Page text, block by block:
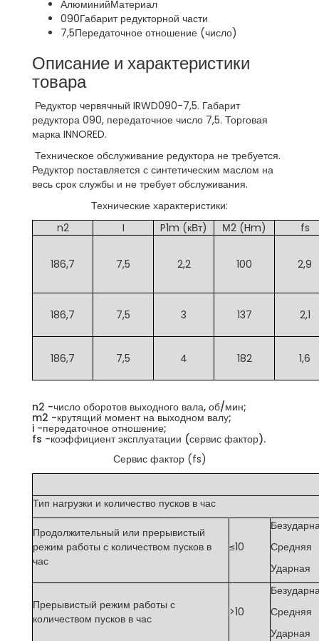
АлюминийМатериал
090Габарит редукторной части
7,5Передаточное отношение (число)
Описание и характеристики
товара
Редуктор червячный IRWD090-7,5. Габарит
редуктора 090, передаточное число 7,5. Торговая
марка INNORED.
Техническое обслуживание редуктора не требуется.
Редуктор поставляется с синтетическим маслом на
весь срок службы и не требует обслуживания.
Технические характеристики:
n2
I P1m (кВт) М2 (Hm) fs
186,7 7,5 2,2 100 2,9
186,7 7,5 3 137 2,1
186,7 7,5 4 182 1,6
n2 -число оборотов выходного вала, об/мин;
m2 -крутящий момент на выходном валу;
i -передаточное отношение;
fs -коэффициент эксплуатации (сервис фактор).
Сервис фактор (fs)
Тип нагрузки и количество пусков в час
Продолжительный или прерывистый
режим работы с количеством пусков в
час
≤10
Средняя
Ударная
Прерывистый режим работы с
количеством пусков в час
>10
Средняя
Ударная